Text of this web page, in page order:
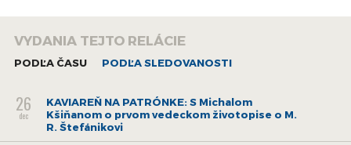
vo výsledkoch konferencie boli položené zárodky ďalšieho
konfliktu, ktorý vypukol už o dvadsať rokov, sa zhovárame s
Filozofickej fakulte UK v Bratislave a na Historickom ústave
SAV.
VYDANIA TEJTO RELÁCIE
PODĽA ČASU PODĽA SLEDOVANOSTI
26
dec
KAVIAREŇ NA PATRÓNKE: S Michalom
Kšiňanom o prvom vedeckom životopise o M.
R. Štefánikovi